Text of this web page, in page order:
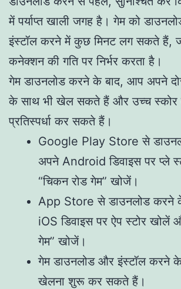
में पर्याप्त खाली जगह है। गेम को
इंस्टॉल करने में कुछ मिनट लग सकते हैं,
कनेक्शन की गति पर निर्भर करता है।
गेम डाउनलोड करने के बाद, आप अपने
के साथ भी खेल सकते हैं और उच्च स्कोर
प्रतिस्पर्धा कर सकते हैं।
Google Play Store से
अपने Android डिवाइस पर प्ले
“चिकन रोड गेम” खोजें।
App Store से डाउनलोड करने
iOS डिवाइस पर ऐप स्टोर खोलें
गेम” खोजें।
गेम डाउनलोड और इंस्टॉल करने
खेलना शुरू कर सकते हैं।